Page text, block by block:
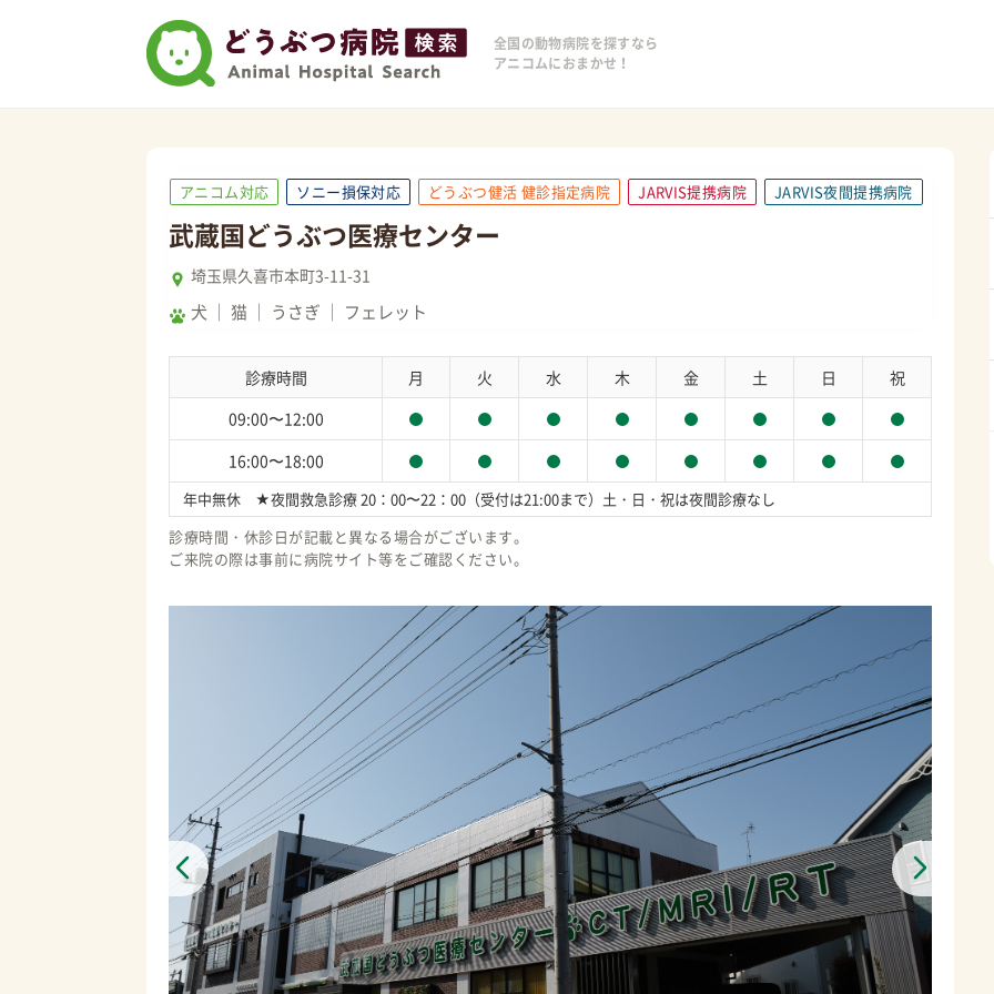
全国の動物病院を探すなら
アニコムにおまかせ！
アニコム対応 ソニー損保対応 どうぶつ健活 健診指定病院 JARVIS提携病院 JARVIS夜間提携病院
武蔵国どうぶつ医療センター
埼玉県久喜市本町3-11-31
犬 猫 うさぎ フェレット
診療時間 月 火 水 木 金 土 日
祝
09:00〜12:00
16:00〜18:00
年中無休　★夜間救急診療 20：00〜22：00（受付は21:00まで）土・日・祝は夜間診療なし
診療時間・休診日が記載と異なる場合がございます。
ご来院の際は事前に病院サイト等をご確認ください。